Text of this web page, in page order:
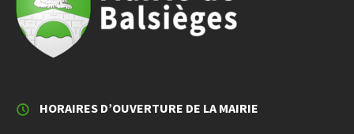
HORAIRES D’OUVERTURE DE LA MAIRIE